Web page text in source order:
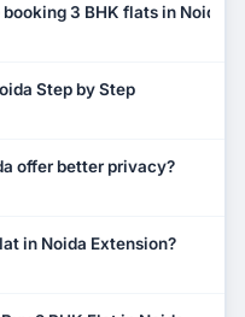
3 BHK flats in Noida?
Step by Step
offer better privacy?
in Noida Extension?